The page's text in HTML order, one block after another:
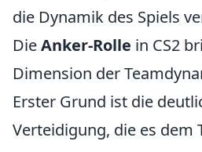
die Dynamik des Spiels
DieAnker-Rolle in CS2
Dimension der
Erster Grund ist die
Verteidigung, die es dem